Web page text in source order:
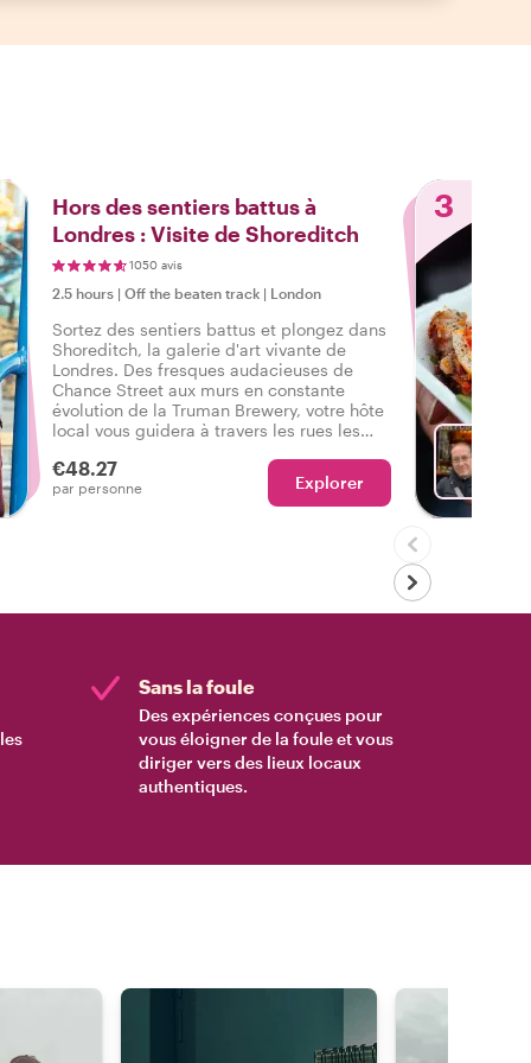
Hors des sentiers battus à
Londres : Visite de Shoreditch
1050 avis
2.5 hours | Off the beaten track | London
Sortez des sentiers battus et plongez dans
Shoreditch, la galerie d'art vivante de
Londres. Des fresques audacieuses de
Chance Street aux murs en constante
évolution de la Truman Brewery, votre hôte
local vous guidera à travers les rues les
Découvrez les histoires, les symboles et les
artistes qui donnent vie aux murs de l'Est
de Londres lors de cette promenade
€48.27
par personne Explorer
3
Sans la foule
Des expériences conçues pour
vous éloigner de la foule et vous
diriger vers des lieux locaux
authentiques.